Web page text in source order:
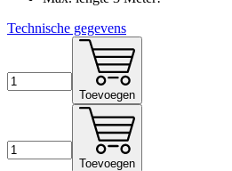
Technische gegevens
Toevoegen
Toevoegen